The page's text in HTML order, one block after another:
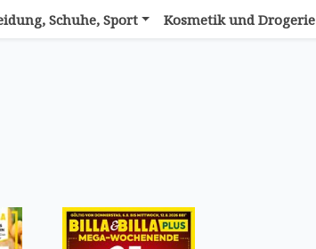
Schuhe, Sport Kosmetik und Drogerie